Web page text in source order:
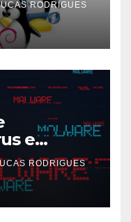
RODRIGUES
e
RODRIGUES